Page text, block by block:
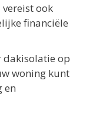
ook
financiële
dakisolatie op
woning kunt
en